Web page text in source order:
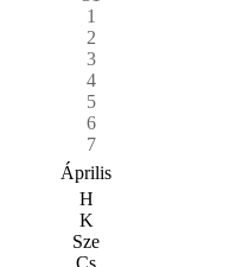
1
2
3
4
5
6
7
Április
H
K
Sze
Cs